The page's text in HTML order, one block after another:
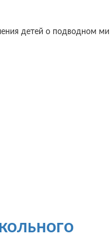
детей о подводном